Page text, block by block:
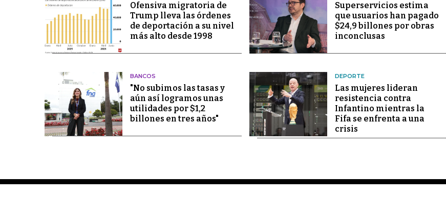
Ofensiva migratoria de
Trump lleva las órdenes
de deportación a su nivel
más alto desde 1998
Superservicios estima
que usuarios han pagado
$24,9 billones por obras
inconclusas
BANCOS
"No subimos las tasas y
aún así logramos unas
utilidades por $1,2
billones en tres años"
DEPORTE
Las mujeres lideran
resistencia contra
Infantino mientras la
Fifa se enfrenta a una
crisis